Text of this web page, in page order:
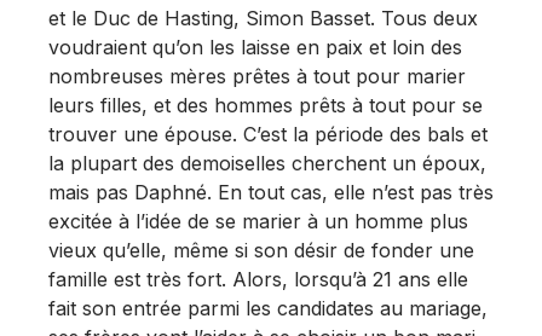
et le Duc de Hasting, Simon Basset. Tous deux
voudraient qu’on les laisse en paix et loin des
nombreuses mères prêtes à tout pour marier
leurs filles, et des hommes prêts à tout pour se
trouver une épouse. C’est la période des bals et
la plupart des demoiselles cherchent un époux,
mais pas Daphné. En tout cas, elle n’est pas très
excitée à l’idée de se marier à un homme plus
vieux qu’elle, même si son désir de fonder une
famille est très fort. Alors, lorsqu’à 21 ans elle
fait son entrée parmi les candidates au mariage,